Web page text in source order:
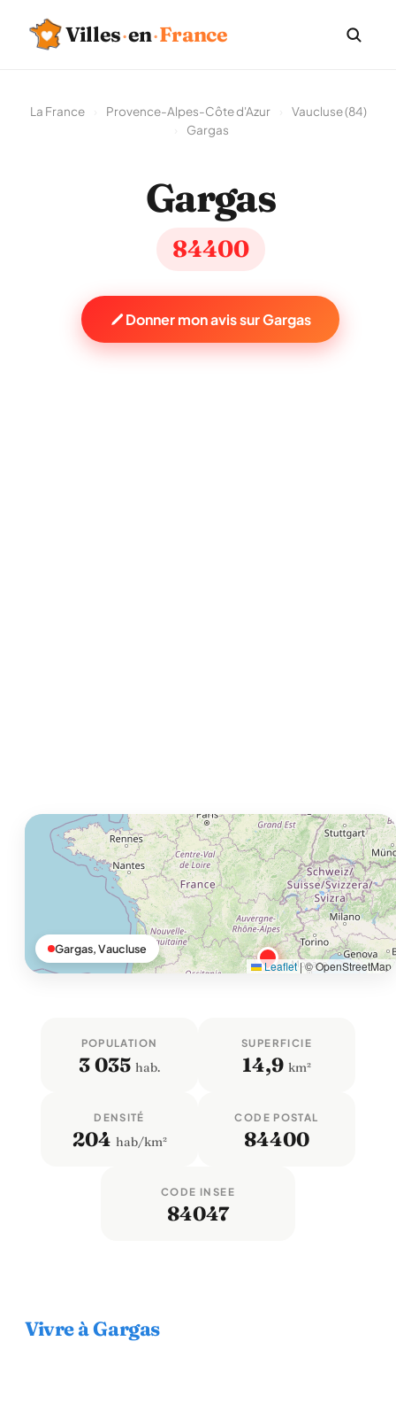
Villes·en·France
La France Provence-Alpes-Côte d'Azur
Vaucluse (84)
Gargas
Gargas
84400
Donner mon avis sur Gargas
Leaflet |© OpenStreetMap
Gargas, Vaucluse
POPULATION
3 035 hab.
SUPERFICIE
14,9 km²
DENSITÉ
204 hab/km²
CODE POSTAL
84400
CODE INSEE
84047
Vivre à Gargas